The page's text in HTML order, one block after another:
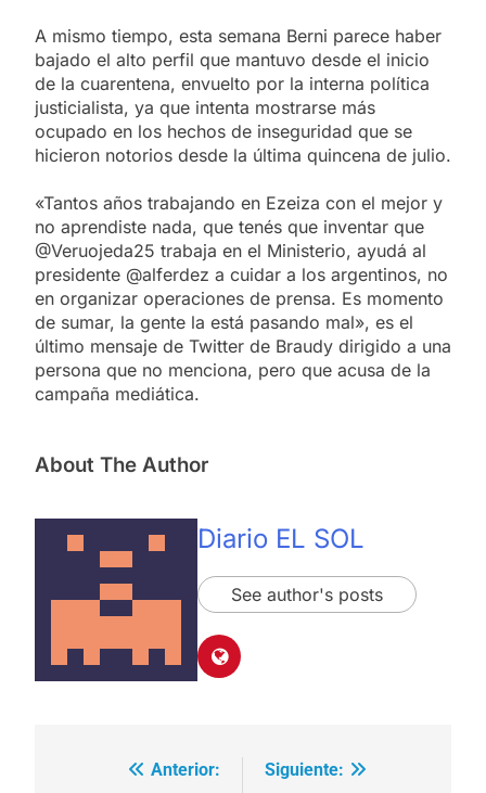
A mismo tiempo, esta semana Berni parece haber
bajado el alto perfil que mantuvo desde el inicio
de la cuarentena, envuelto por la interna política
justicialista, ya que intenta mostrarse más
ocupado en los hechos de inseguridad que se
hicieron notorios desde la última quincena de julio.
«Tantos años trabajando en Ezeiza con el mejor y
no aprendiste nada, que tenés que inventar que
@Veruojeda25 trabaja en el Ministerio, ayudá al
presidente @alferdez a cuidar a los argentinos, no
en organizar operaciones de prensa. Es momento
de sumar, la gente la está pasando mal», es el
último mensaje de Twitter de Braudy dirigido a una
persona que no menciona, pero que acusa de la
campaña mediática.
About The Author
Diario EL SOL
See author's posts
Navegación
Anterior:
Siguiente: